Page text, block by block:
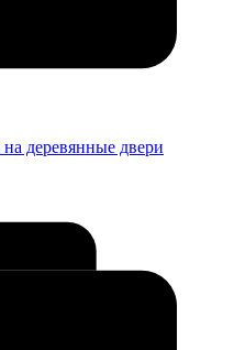
деревянные двери